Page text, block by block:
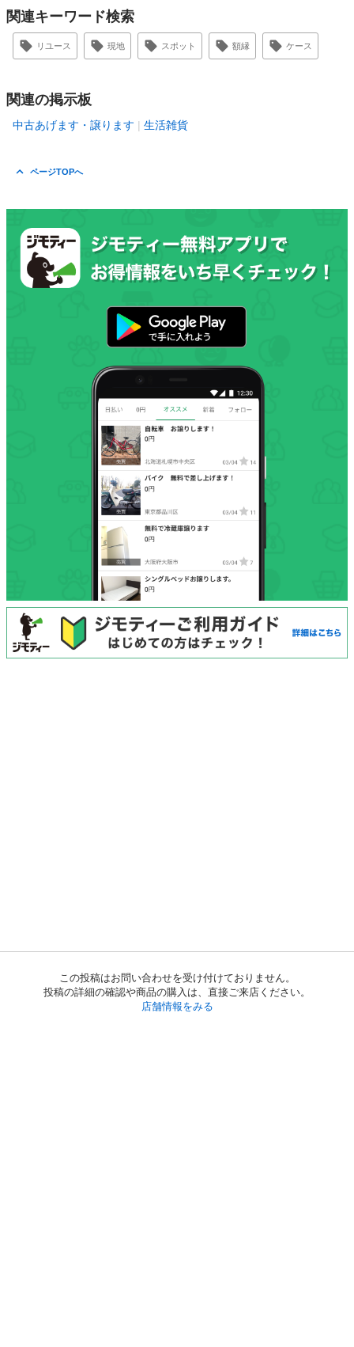
この投稿はお問い合わせを受け付けておりません。
投稿の詳細の確認や商品の購入は、直接ご来店ください。
店舗情報をみる
関連キーワード検索
リユース 現地 スポット 額縁 ケース
関連の掲示板
中古あげます・譲ります 生活雑貨
ページTOPへ